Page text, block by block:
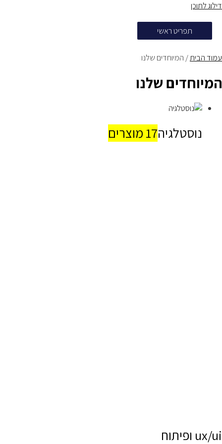
דילוג לתוכן
תפריט ראשי
עמוד הבית/ המיוחדים שלנו
המיוחדים שלנו
נוסטלגיה17 מוצרים
ux/ui ופיתוח